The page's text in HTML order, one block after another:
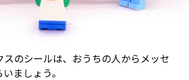
スのシールは、おうちの人からメッセ
ましょう。